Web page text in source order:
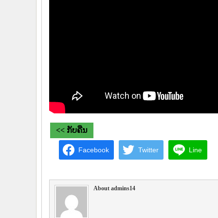
<< ກັບຄືນ
Facebook Twitter Line
About admins14